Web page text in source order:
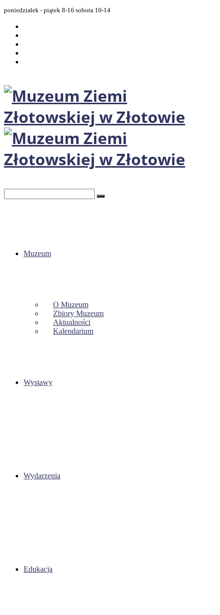
poniedziałek - piątek 8-16 sobota 10-14
Muzeum
O Muzeum
Zbiory Muzeum
Aktualności
Kalendarium
Wystawy
Wydarzenia
Edukacja